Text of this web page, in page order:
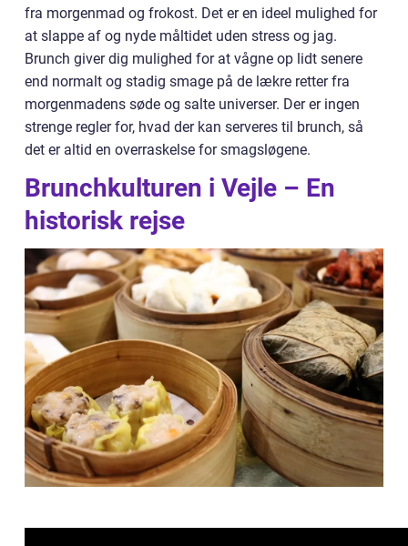
fra morgenmad og frokost. Det er en ideel mulighed for
at slappe af og nyde måltidet uden stress og jag.
Brunch giver dig mulighed for at vågne op lidt senere
end normalt og stadig smage på de lækre retter fra
morgenmadens søde og salte universer. Der er ingen
strenge regler for, hvad der kan serveres til brunch, så
det er altid en overraskelse for smagsløgene.
Brunchkulturen i Vejle – En
historisk rejse